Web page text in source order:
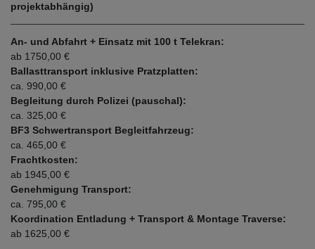
projektabhängig)
An- und Abfahrt + Einsatz mit 100 t Telekran:
ab 1750,00 €
Ballasttransport inklusive Pratzplatten:
ca. 990,00 €
Begleitung durch Polizei (pauschal):
ca. 325,00 €
BF3 Schwertransport Begleitfahrzeug:
ca. 465,00 €
Frachtkosten:
ab 1945,00 €
Genehmigung Transport:
ca. 795,00 €
Koordination Entladung + Transport & Montage Traverse:
ab 1625,00 €